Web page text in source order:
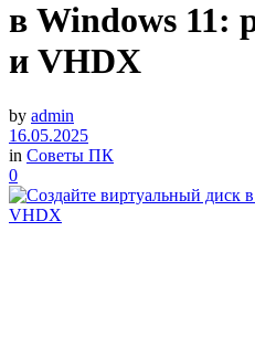
в Windows 11:
и VHDX
by admin
16.05.2025
in Советы ПК
0